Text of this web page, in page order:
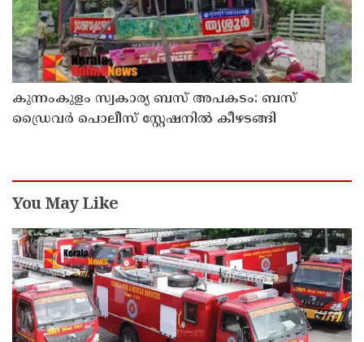
കുന്നംകുളം സ്വകാര്യ ബസ് അപകടം: ബസ്
ഡ്രൈവർ പൊലീസ് സ്റ്റേഷനിൽ കീഴടങ്ങി
You May Like